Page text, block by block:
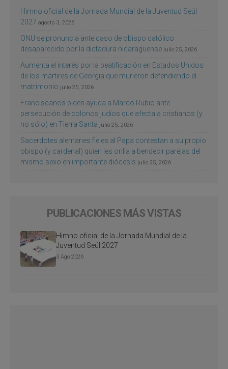
Himno oficial de la Jornada Mundial de la Juventud Seúl
2027 agosto 3, 2026
ONU se pronuncia ante caso de obispo católico
desaparecido por la dictadura nicaragüense julio 25, 2026
Aumenta el interés por la beatificación en Estados Unidos
de los mártires de Georgia que murieron defendiendo el
matrimonio julio 25, 2026
Franciscanos piden ayuda a Marco Rubio ante
persecución de colonos judíos que afecta a cristianos (y
no sólo) en Tierra Santa julio 25, 2026
Sacerdotes alemanes fieles al Papa contestan a su propio
obispo (y cardenal) quien les orilla a bendecir parejas del
mismo sexo en importante diócesis julio 25, 2026
PUBLICACIONES MÁS VISTAS
Himno oficial de la Jornada Mundial de la
Juventud Seúl 2027
3 Ago 2026